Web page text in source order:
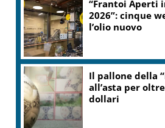
Escursioni tra
storia nel
Zoncolan
Mattarella: la
flussi migratori
dignità delle